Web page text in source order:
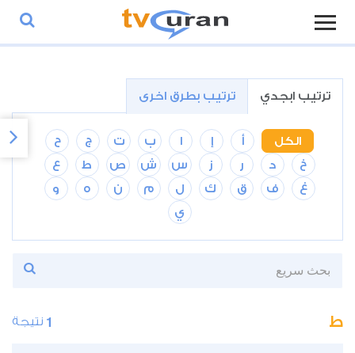
ترتيب ابجدي ترتيب بطرق اخرى
الكل أ إ ا ب ت ج
ح
خ
د ر ز س ش ص ط
ع
غ
ف ق ك ل م ن ه
و
ي
ط 1 نتيجة